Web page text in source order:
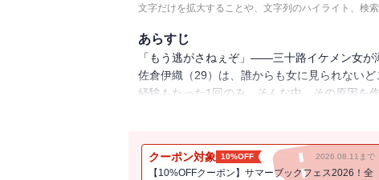
文字だけを拡大することや、文字列のハイライト、検
あらすじ
「もう逃がさねぇぞ」――三十路イケメン女が
佐倉伊織（29）は、誰からも女に見られない
経験もたった1回のみ。そんな中、その原因を
意地の悪い男で掴みどころがなく、目が合え
悪男の社内溺愛ラブストーリー。
クーポン対象 10%OFF 2026.08.11まで
【10%OFFクーポン】サマーブックフェス2026！全